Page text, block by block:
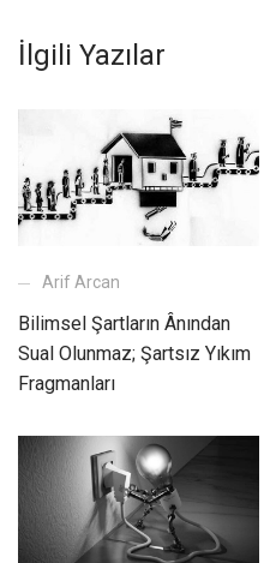
İlgili Yazılar
Arif Arcan
Bilimsel Şartların Ânından
Sual Olunmaz; Şartsız Yıkım
Fragmanları